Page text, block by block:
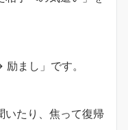
まし」です。
いたり、焦って復帰